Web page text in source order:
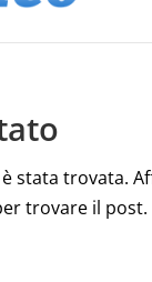
stata trovata.
trovare il post.